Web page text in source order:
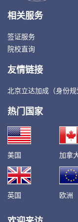
相关服务
签证服务
院校直询
友情链接
北京立达加成（身份规
热门国家
美国 加拿
英国 欧洲